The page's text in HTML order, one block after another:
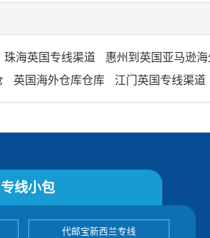
珠海英国专线渠道 惠州到英国亚马逊
英国海外仓库仓库 江门英国专线渠道
专线小包
代邮宝新西兰专线